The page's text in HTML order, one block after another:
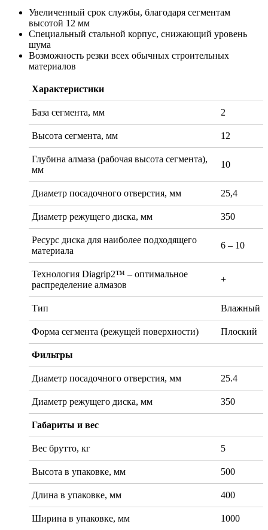
Увеличенный срок службы, благодаря сегментам
высотой 12 мм
Специальный стальной корпус, снижающий уровень
шума
Возможность резки всех обычных строительных
материалов
Характеристики
База сегмента, мм 2
Высота сегмента, мм 12
Глубина алмаза (рабочая высота сегмента),
мм
10
Диаметр посадочного отверстия, мм 25,4
Диаметр режущего диска, мм 350
Ресурс диска для наиболее подходящего
материала
6 – 10
Технология Diagrip2™ – оптимальное
распределение алмазов
+
Тип Влажный
Форма сегмента (режущей поверхности) Плоский
Фильтры
Диаметр посадочного отверстия, мм 25.4
Диаметр режущего диска, мм 350
Габариты и вес
Вес брутто, кг 5
Высота в упаковке, мм 500
Длина в упаковке, мм 400
Ширина в упаковке, мм 1000